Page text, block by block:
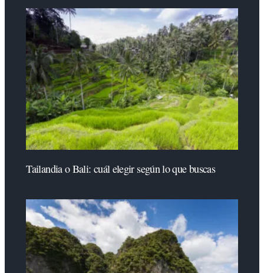
Tailandia o Bali: cuál elegir según lo que buscas